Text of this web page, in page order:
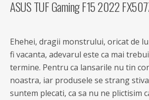
ASUS TUF Gaming F15 2022
Ehehei, dragii monstrului, oricat de
fi vacanta, adevarul este ca mai
termine. Pentru ca lansarile nu tin
noastra, iar produsele se strang
suntem plecati, ca sa nu ne plictisim